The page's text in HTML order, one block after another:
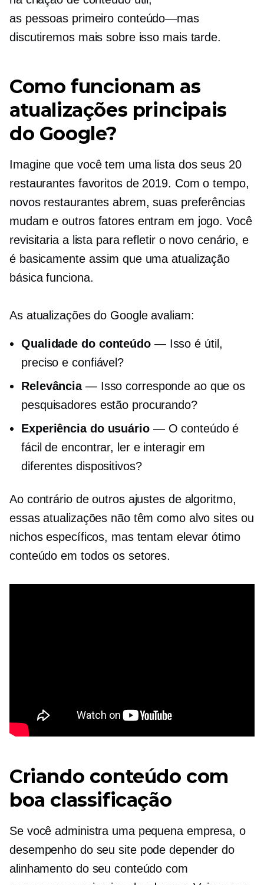
as pessoas primeiro conteúdo—mas
discutiremos mais sobre isso mais tarde.
Como funcionam as
atualizações principais
do Google?
Imagine que você tem uma lista dos seus 20
restaurantes favoritos de 2019. Com o tempo,
novos restaurantes abrem, suas preferências
mudam e outros fatores entram em jogo. Você
revisitaria a lista para refletir o novo cenário, e
é basicamente assim que uma atualização
básica funciona.
As atualizações do Google avaliam:
Qualidade do conteúdo— Isso é útil,
preciso e confiável?
Relevância— Isso corresponde ao que os
pesquisadores estão procurando?
Experiência do usuário— O conteúdo é
fácil de encontrar, ler e interagir em
diferentes dispositivos?
Ao contrário de outros ajustes de algoritmo,
essas atualizações não têm como alvo sites ou
nichos específicos, mas tentam elevar ótimo
conteúdo em todos os setores.
Criando conteúdo com
boa classificação
Se você administra uma pequena empresa, o
desempenho do seu site pode depender do
alinhamento do seu conteúdo com